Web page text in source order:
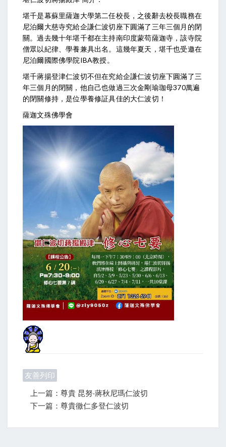
堪千是幕蘇里薩迦大學第二任校長，之後辭去校長職務在
尼泊爾大慈寺究給企謙仁波切座下圓滿了三年三個月的閉
關。過去幾十年堪千都在主持南印度蒙苟薩迦寺，該寺院
僧眾以紀律、學養兼具出名。這幾年夏天，堪千也受邀在
尼泊爾國際佛學院IBA教授。
堪千蔣揚登津仁波切不但在究給企謙仁波切座下圓滿了三
年三個月的閉關，他自己也做過三次金剛瑜珈母370萬遍
的閉關修持，是位學養修証具佳的大仁波切！
薩迦文殊佛學會
友善列印
上一篇：尊貴 昆努‧蔣秋尼瑪仁波切
下一篇：尊貴徹仁多登仁波切